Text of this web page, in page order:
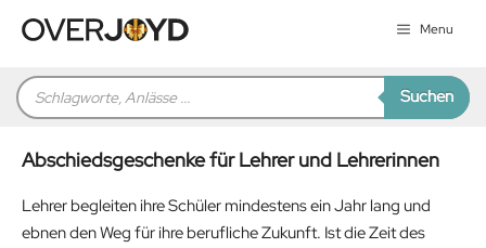
Inhalt
Menu
Products
search Suchen
Abschiedsgeschenke für Lehrer und Lehrerinnen
Lehrer begleiten ihre Schüler mindestens ein Jahr lang und
ebnen den Weg für ihre berufliche Zukunft. Ist die Zeit des